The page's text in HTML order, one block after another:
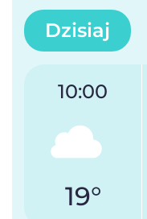
Dzisiaj
10:00
19°